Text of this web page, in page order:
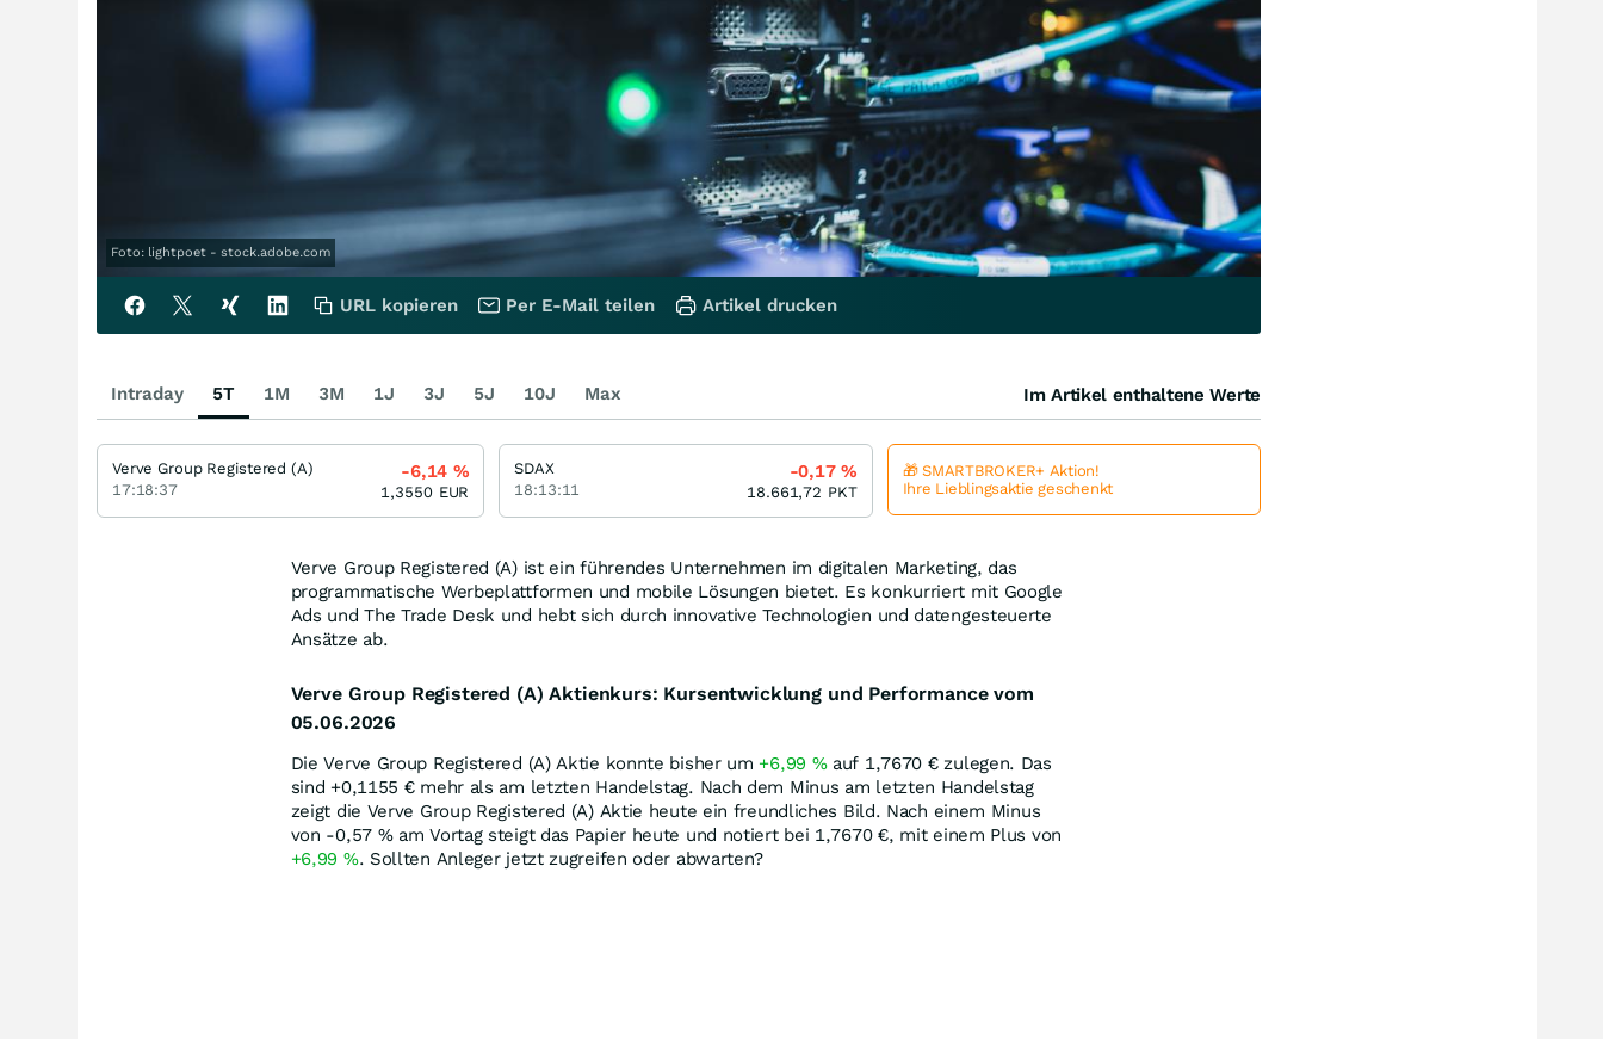
Foto: lightpoet - stock.adobe.com
Verve Group Registered (A) ist ein führendes Unternehmen im digitalen Marketing, das
programmatische Werbeplattformen und mobile Lösungen bietet. Es konkurriert mit Google
Ads und The Trade Desk und hebt sich durch innovative Technologien und datengesteuerte
Ansätze ab.
Verve Group Registered (A) Aktienkurs: Kursentwicklung und Performance vom
05.06.2026
Die Verve Group Registered (A) Aktie konnte bisher um +6,99 %auf 1,7670 €zulegen. Das
sind +0,1155 €mehr als am letzten Handelstag. Nach dem Minus am letzten Handelstag
zeigt die Verve Group Registered (A) Aktie heute ein freundliches Bild. Nach einem Minus
von -0,57 %am Vortag steigt das Papier heute und notiert bei 1,7670 €, mit einem Plus von
+6,99 %. Sollten Anleger jetzt zugreifen oder abwarten?
URL kopieren Per E-Mail teilen Artikel drucken
Intraday 5T 1M 3M 1J 3J 5J 10J Max Im Artikel enthaltene Werte
Verve Group Registered (A)
17:18:37
-6,14 %
1,3550 EUR
SDAX
18:13:11
-0,17 %
18.661,72 PKT
🎁 SMARTBROKER+ Aktion!
Ihre Lieblingsaktie geschenkt